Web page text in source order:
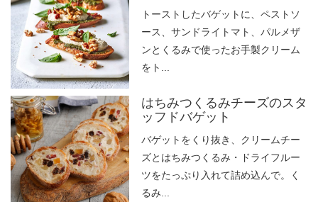
トーストしたバゲットに、ペストソ
ース、サンドライトマト、パルメザ
ンとくるみで使ったお手製クリーム
をト...
はちみつくるみチーズのスタ
ッフドバゲット
バゲットをくり抜き、クリームチー
ズとはちみつくるみ・ドライフルー
ツをたっぷり入れて詰め込んで。く
るみ...